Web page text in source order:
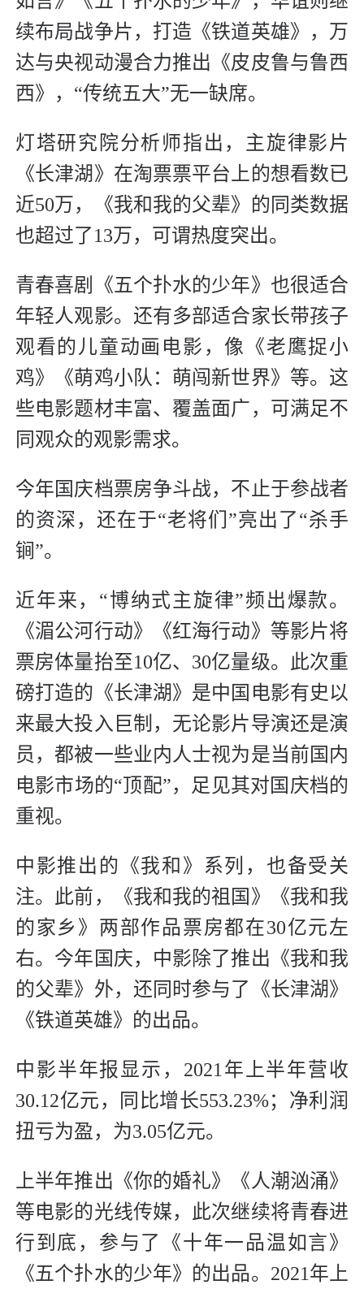
续布局战争片，打造《铁道英雄》，万
达与央视动漫合力推出《皮皮鲁与鲁西
西》，“传统五大”无一缺席。
灯塔研究院分析师指出，主旋律影片
《长津湖》在淘票票平台上的想看数已
近50万，《我和我的父辈》的同类数据
也超过了13万，可谓热度突出。
青春喜剧《五个扑水的少年》也很适合
年轻人观影。还有多部适合家长带孩子
观看的儿童动画电影，像《老鹰捉小
鸡》《萌鸡小队：萌闯新世界》等。这
些电影题材丰富、覆盖面广，可满足不
同观众的观影需求。
今年国庆档票房争斗战，不止于参战者
的资深，还在于“老将们”亮出了“杀手
锏”。
近年来，“博纳式主旋律”频出爆款。
《湄公河行动》《红海行动》等影片将
票房体量抬至10亿、30亿量级。此次重
磅打造的《长津湖》是中国电影有史以
来最大投入巨制，无论影片导演还是演
员，都被一些业内人士视为是当前国内
电影市场的“顶配”，足见其对国庆档的
重视。
中影推出的《我和》系列，也备受关
注。此前，《我和我的祖国》《我和我
的家乡》两部作品票房都在30亿元左
右。今年国庆，中影除了推出《我和我
的父辈》外，还同时参与了《长津湖》
《铁道英雄》的出品。
中影半年报显示，2021年上半年营收
30.12亿元，同比增长553.23%；净利润
扭亏为盈，为3.05亿元。
上半年推出《你的婚礼》《人潮汹涌》
等电影的光线传媒，此次继续将青春进
行到底，参与了《十年一品温如言》
《五个扑水的少年》的出品。2021年上